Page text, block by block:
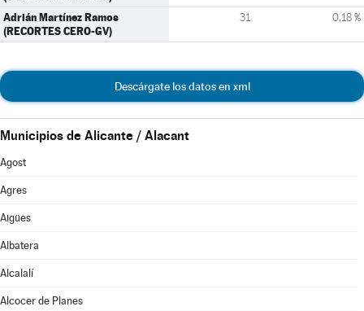
Adrián Martínez Ramos
(RECORTES CERO-GV)
31 0,18 %
Descárgate los datos en xml
Municipios de Alicante / Alacant
Agost
Agres
Aigües
Albatera
Alcalalí
Alcocer de Planes